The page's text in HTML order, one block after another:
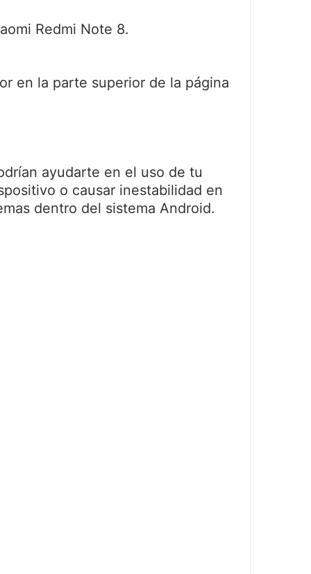
Redmi Note 8.
en la parte superior de la página
ayudarte en el uso de tu
o causar inestabilidad en
dentro del sistema Android.